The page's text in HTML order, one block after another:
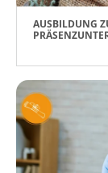
AUSBILDUNG